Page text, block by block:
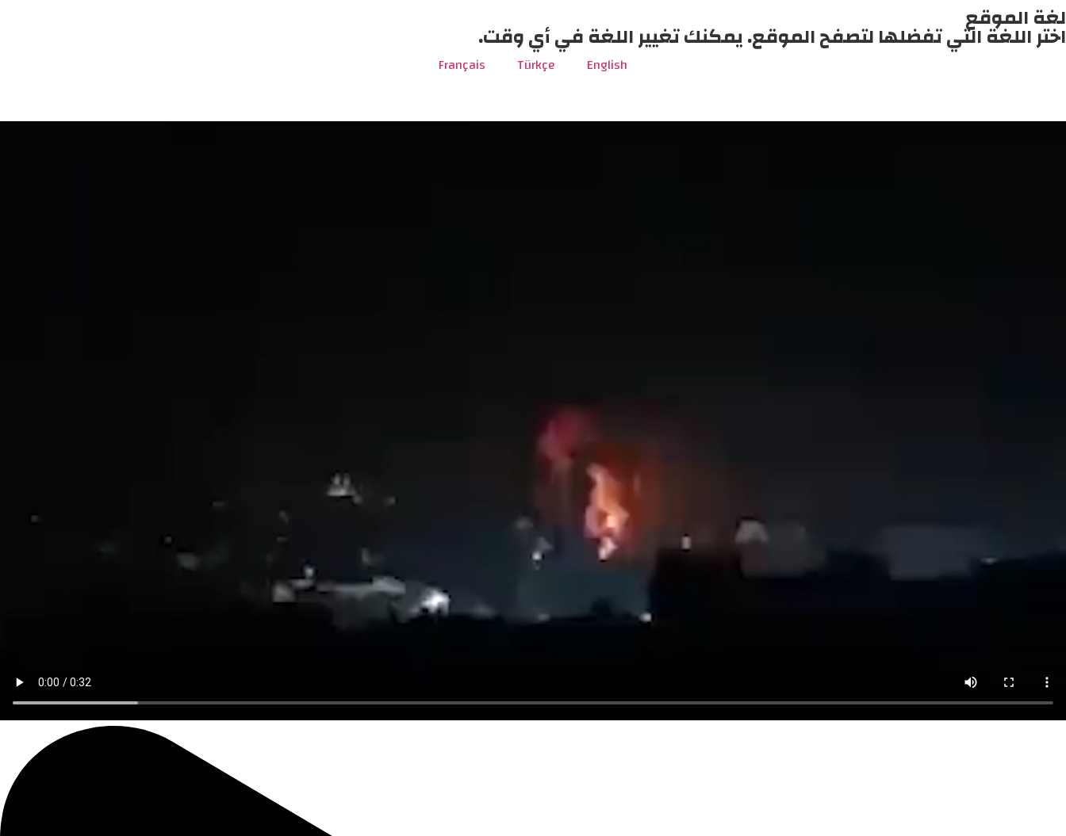
لغة الموقع
اختر اللغة التي تفضلها لتصفح الموقع. يمكنك تغيير اللغة في أي وقت.
English
Türkçe
Français